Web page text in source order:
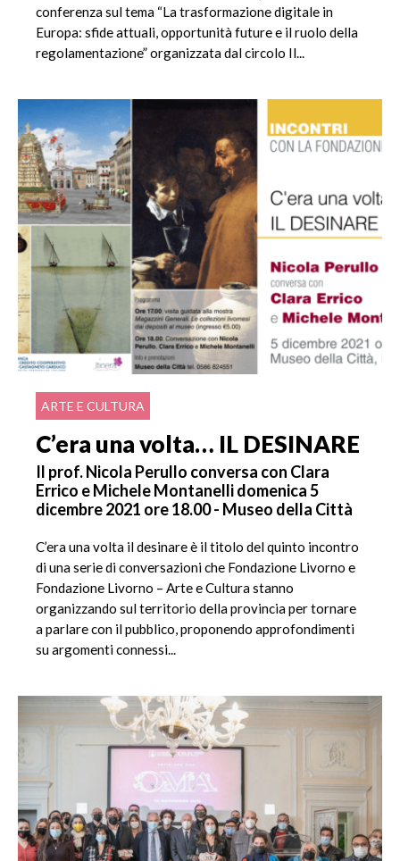
conferenza sul tema “La trasformazione digitale in
Europa: sfide attuali, opportunità future e il ruolo della
regolamentazione” organizzata dal circolo Il...
ARTE E CULTURA
C’era una volta… IL DESINARE
Il prof. Nicola Perullo conversa con Clara
Errico e Michele Montanelli domenica 5
dicembre 2021 ore 18.00 - Museo della Città
C’era una volta il desinare è il titolo del quinto incontro
di una serie di conversazioni che Fondazione Livorno e
Fondazione Livorno – Arte e Cultura stanno
organizzando sul territorio della provincia per tornare
a parlare con il pubblico, proponendo approfondimenti
su argomenti connessi...